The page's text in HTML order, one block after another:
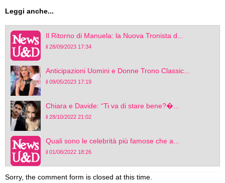
Leggi anche...
Il Ritorno di Manuela: la Nuova Tronista d...
il 28/09/2023 17:34
Anticipazioni Uomini e Donne Trono Classic...
il 09/05/2023 17:19
Chiara e Davide: “Ti va di stare bene?�...
il 28/10/2022 21:02
Quali sono le celebrità più famose che a...
il 01/08/2022 18:26
Sorry, the comment form is closed at this time.